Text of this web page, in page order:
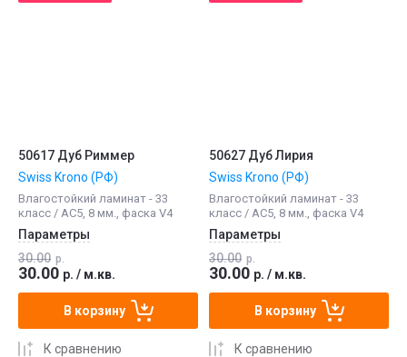
50617 Дуб Риммер
Swiss Krono (РФ)
Влагостойкий ламинат - 33
класс / АС5, 8 мм., фаска V4
Параметры
30.00 р.
30.00 р. / м.кв.
В корзину
К сравнению
50627 Дуб Лирия
Swiss Krono (РФ)
Влагостойкий ламинат - 33
класс / АС5, 8 мм., фаска V4
Параметры
30.00 р.
30.00 р. / м.кв.
В корзину
К сравнению